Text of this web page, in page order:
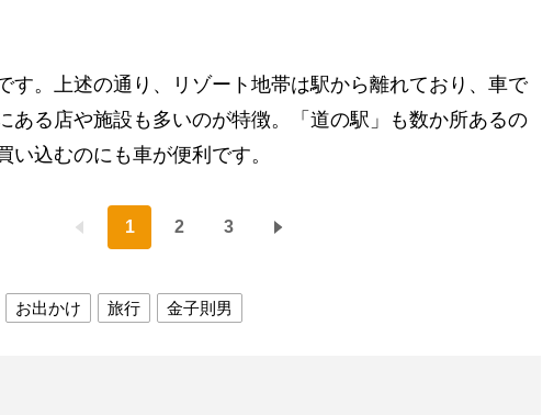
。上述の通り、リゾート地帯は駅から離れており、車で
ある店や施設も多いのが特徴。「道の駅」も数か所あるの
い込むのにも車が便利です。
1 2 3
お出かけ 旅行 金子則男